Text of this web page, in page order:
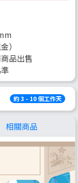
）
品出售
約 3 - 10 個工作天
相關商品